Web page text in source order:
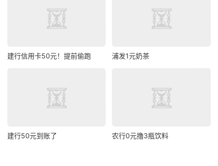
建行信用卡50元！提前偷跑 浦发1元奶茶
建行50元到账了 农行0元撸3瓶饮料